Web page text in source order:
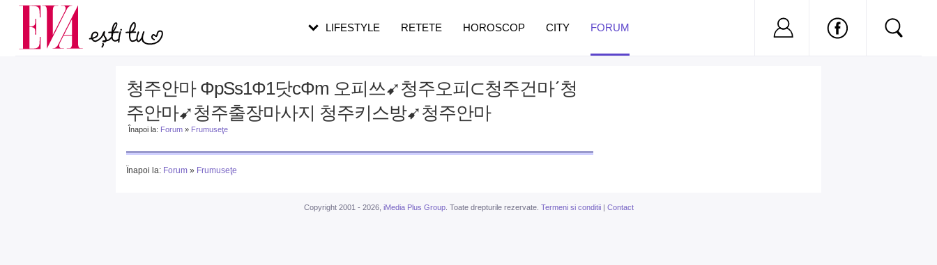
LIFESTYLE RETETE HOROSCOP CITY FORUM Nu ai cont?
Carieră
Actualitate
청주안마 ΦpSs1Φ1닷cΦm 오피쓰➹청주오피⊂청주건마ˊ청
주안마➹청주출장마사지 청주키스방➹청주안마
Înapoi la: Forum » Frumuseţe
Înapoi la: Forum » Frumuseţe
Copyright 2001 - 2026, iMedia Plus Group. Toate drepturile rezervate. Termeni si conditii | Contact